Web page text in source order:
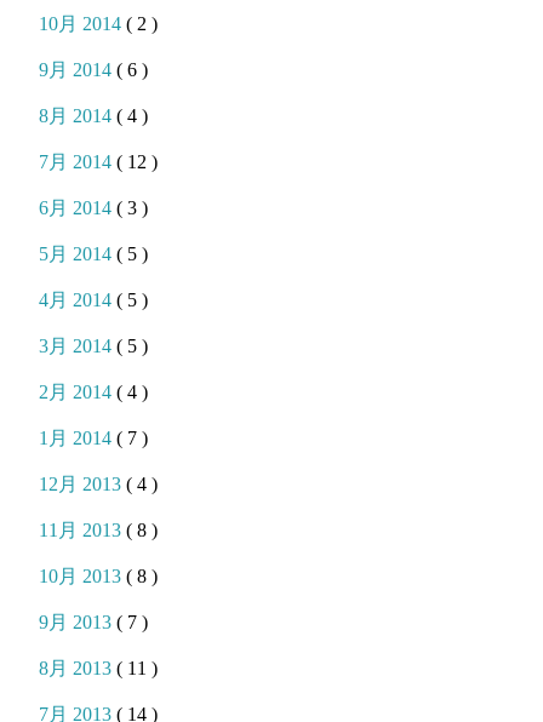
10月 2014( 2 )
9月 2014( 6 )
8月 2014( 4 )
7月 2014( 12 )
6月 2014( 3 )
5月 2014( 5 )
4月 2014( 5 )
3月 2014( 5 )
2月 2014( 4 )
1月 2014( 7 )
12月 2013( 4 )
11月 2013( 8 )
10月 2013( 8 )
9月 2013( 7 )
8月 2013( 11 )
7月 2013( 14 )